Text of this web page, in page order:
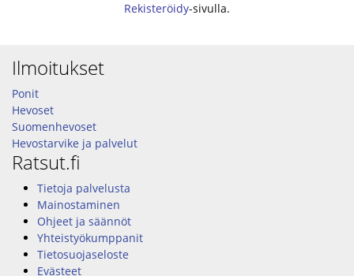
Rekisteröidy-sivulla.
Ilmoitukset
Ponit
Hevoset
Suomenhevoset
Hevostarvike ja palvelut
Ratsut.fi
Tietoja palvelusta
Mainostaminen
Ohjeet ja säännöt
Yhteistyökumppanit
Tietosuojaseloste
Evästeet